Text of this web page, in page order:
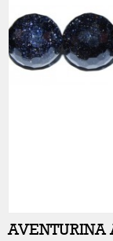
AVENTURINA